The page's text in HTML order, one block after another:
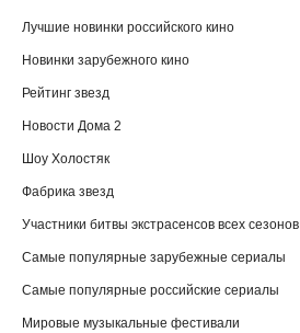
Лучшие новинки российского кино
Новинки зарубежного кино
Рейтинг звезд
Новости Дома 2
Шоу Холостяк
Фабрика звезд
Участники битвы экстрасенсов всех сезонов
Самые популярные зарубежные сериалы
Самые популярные российские сериалы
Мировые музыкальные фестивали